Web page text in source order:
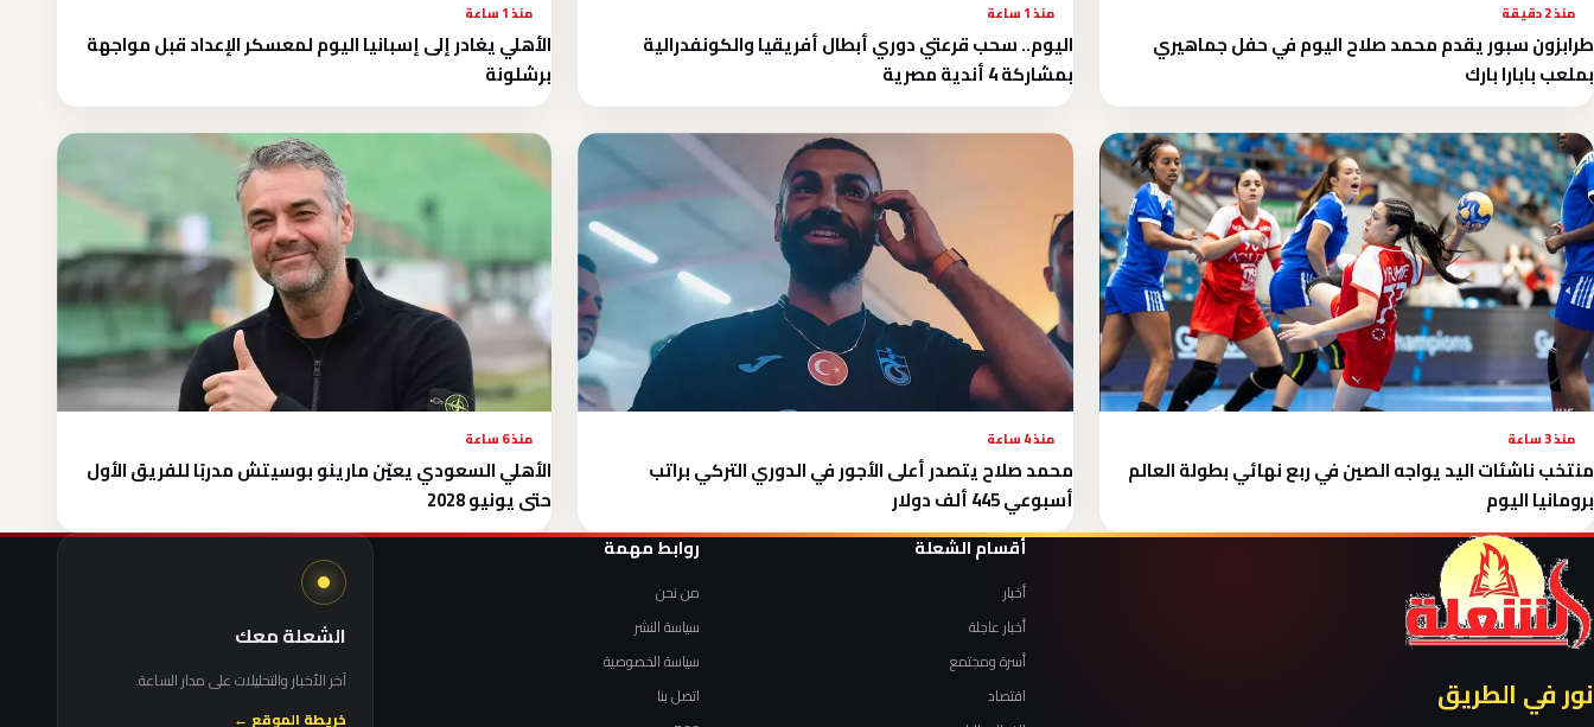
منذ 2 دقيقة
طرابزون سبور يقدم محمد صلاح اليوم في حفل جماهيري
بملعب بابارا بارك
منذ 1 ساعة
اليوم.. سحب قرعتي دوري أبطال أفريقيا والكونفدرالية
بمشاركة 4 أندية مصرية
منذ 1 ساعة
الأهلي يغادر إلى إسبانيا اليوم لمعسكر الإعداد قبل مواجهة
برشلونة
منذ 3 ساعة
منتخب ناشئات اليد يواجه الصين في ربع نهائي بطولة العالم
برومانيا اليوم
منذ 4 ساعة
محمد صلاح يتصدر أعلى الأجور في الدوري التركي براتب
أسبوعي 445 ألف دولار
منذ 6 ساعة
الأهلي السعودي يعيّن مارينو بوسيتش مدربًا للفريق الأول
حتى يونيو 2028
نور في الطريق
أقسام الشعلة
أخبار
أخبار عاجلة
أسرة ومجتمع
اقتصاد
روابط مهمة
من نحن
سياسة النشر
سياسة الخصوصية
اتصل بنا
الشعلة معك
آخر الأخبار والتحليلات على مدار الساعة.
خريطة الموقع ←